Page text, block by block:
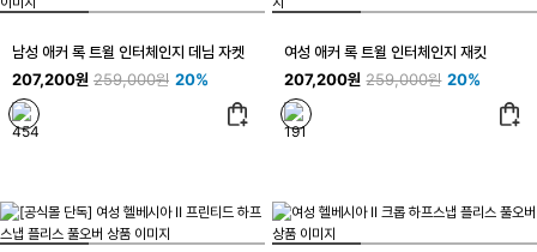
남성 애커 록 트윌 인터체인지 데님 자켓
207,200원 259,000원 20%
여성 애커 록 트윌 인터체인지 재킷
207,200원 259,000원 20%